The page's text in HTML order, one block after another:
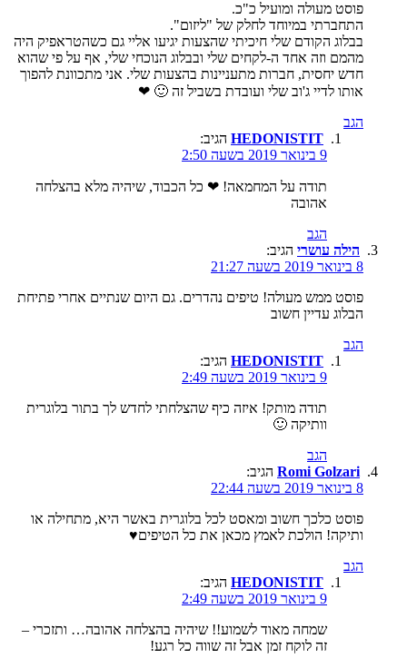
פוסט מעולה ומועיל כ"כ.
התחברתי במיוחד לחלק של "ליזום".
בבלוג הקודם שלי חיכיתי שהצעות יגיעו אליי גם כשהטראפיק היה
מהמם וזה אחד ה-לקחים שלי ובבלוג הנוכחי שלי, אף על פי שהוא
חדש יחסית, חברות מתעניינות בהצעות שלי. אני מתכוונת להפוך
אותו לדיי ג'וב שלי ועובדת בשביל זה 🙂 ❤
הגב
HEDONISTIT הגיב:
9 בינואר 2019 בשעה 2:50
תודה על המחמאה! ❤ כל הכבוד, שיהיה מלא בהצלחה
אהובה
הגב
הילה עושרי הגיב:
8 בינואר 2019 בשעה 21:27
פוסט ממש מעולה! טיפים נהדרים. גם היום שנתיים אחרי פתיחת
הבלוג עדיין חשוב
הגב
HEDONISTIT הגיב:
9 בינואר 2019 בשעה 2:49
תודה מותק! איזה כיף שהצלחתי לחדש לך בתור בלוגרית
וותיקה 🙂
הגב
‪Romi Golzari‬‏ הגיב:
8 בינואר 2019 בשעה 22:44
פוסט כלכך חשוב ומאסט לכל בלוגרית באשר היא, מתחילה או
ותיקה! הולכת לאמץ מכאן את כל הטיפים♥
הגב
HEDONISTIT הגיב:
9 בינואר 2019 בשעה 2:49
שמחה מאוד לשמוע!! שיהיה בהצלחה אהובה… ותזכרי –
זה לוקח זמן אבל זה שווה כל רגע!